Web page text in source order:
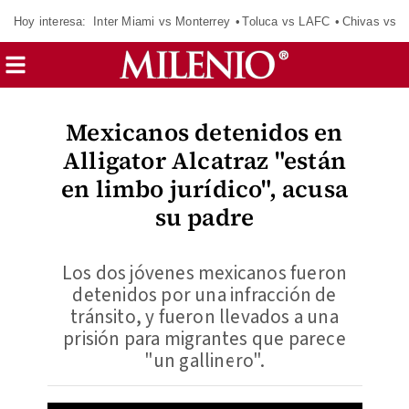
Hoy interesa: Inter Miami vs Monterrey Toluca vs LAFC Chivas vs
Mexicanos detenidos en
Alligator Alcatraz "están
en limbo jurídico", acusa
su padre
Los dos jóvenes mexicanos fueron
detenidos por una infracción de
tránsito, y fueron llevados a una
prisión para migrantes que parece
"un gallinero".